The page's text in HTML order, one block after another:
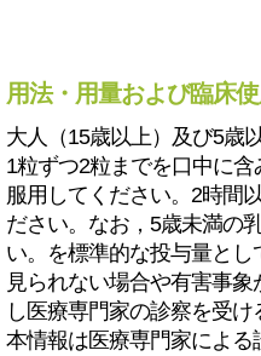
用法・用量および臨床
大人（15歳以上）及び5歳
1粒ずつ2粒までを口中に
服用してください。2時間
ださい。なお，5歳未満の
い。を標準的な投与量と
見られない場合や有害事
し医療専門家の診察を受
本情報は医療専門家によ